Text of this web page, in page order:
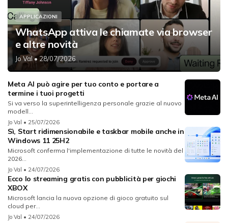
APPLICAZIONI
WhatsApp attiva le chiamate via browser
e altre novità
Jo Val• 28/07/2026
Meta AI può agire per tuo conto e portare a
termine i tuoi progetti
Si va verso la superintelligenza personale grazie al nuovo
modell...
Jo Val • 25/07/2026
Sì, Start ridimensionabile e taskbar mobile anche in
Windows 11 25H2
Microsoft conferma l'implementazione di tutte le novità del
2026...
Jo Val • 24/07/2026
Ecco lo streaming gratis con pubblicità per giochi
XBOX
Microsoft lancia la nuova opzione di gioco gratuito sul
cloud per...
Jo Val • 24/07/2026